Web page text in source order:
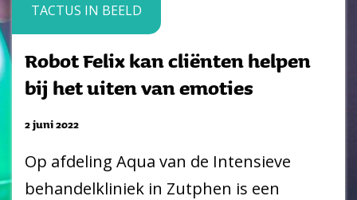
TACTUS IN BEELD
Robot Felix kan cliënten helpen
bij het uiten van emoties
2 juni 2022
Op afdeling Aqua van de Intensieve
behandelkliniek in Zutphen is een